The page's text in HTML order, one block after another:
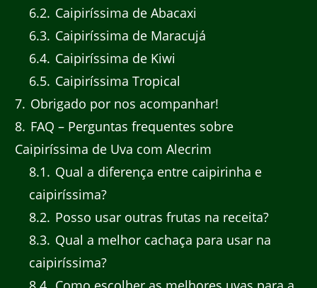
6.2 Caipiríssima de Abacaxi
6.3 Caipiríssima de Maracujá
6.4 Caipiríssima de Kiwi
6.5 Caipiríssima Tropical
7 Obrigado por nos acompanhar!
8 FAQ – Perguntas frequentes sobre
Caipiríssima de Uva com Alecrim
8.1
Qual a diferença entre caipirinha e
caipiríssima?
8.2 Posso usar outras frutas na receita?
8.3 Qual a melhor cachaça para usar na
caipiríssima?